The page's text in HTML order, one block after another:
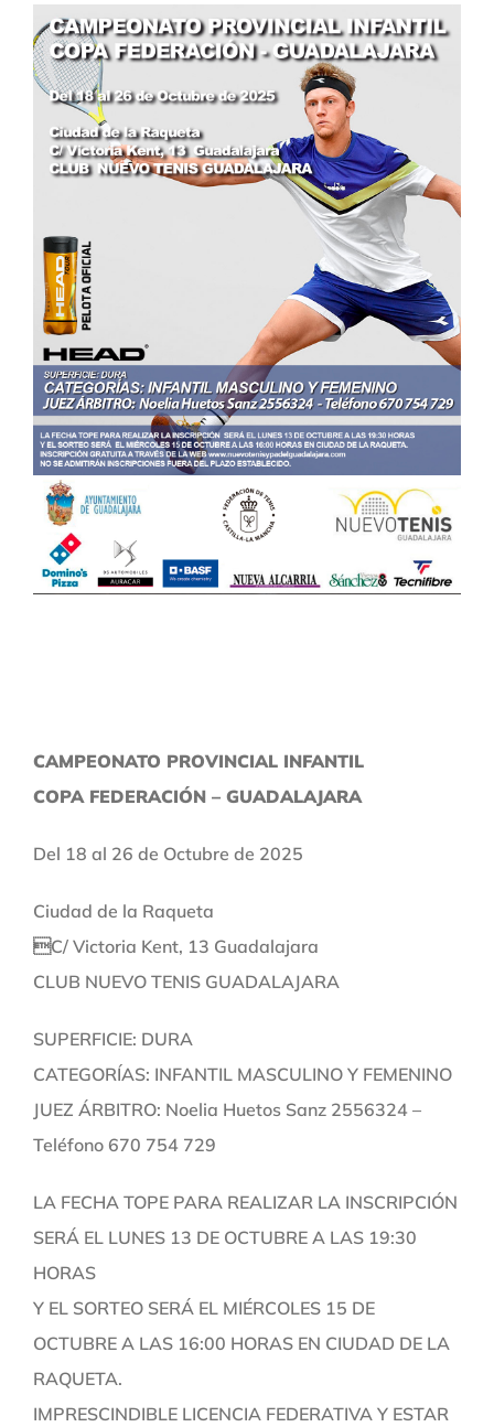
CAMPEONATO PROVINCIAL INFANTIL
COPA FEDERACIÓN – GUADALAJARA
Del 18 al 26 de Octubre de 2025
Ciudad de la Raqueta
C/ Victoria Kent, 13 Guadalajara
CLUB NUEVO TENIS GUADALAJARA
SUPERFICIE: DURA
CATEGORÍAS: INFANTIL MASCULINO Y FEMENINO
JUEZ ÁRBITRO: Noelia Huetos Sanz 2556324 –
Teléfono 670 754 729
LA FECHA TOPE PARA REALIZAR LA INSCRIPCIÓN
SERÁ EL LUNES 13 DE OCTUBRE A LAS 19:30
HORAS
Y EL SORTEO SERÁ EL MIÉRCOLES 15 DE
OCTUBRE A LAS 16:00 HORAS EN CIUDAD DE LA
RAQUETA.
IMPRESCINDIBLE LICENCIA FEDERATIVA Y ESTAR